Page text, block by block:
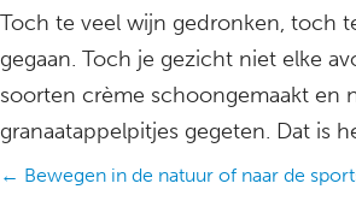
Toch te veel wijn gedronken, toch
gegaan. Toch je gezicht niet elke
soorten crème schoongemaakt en
granaatappelpitjes gegeten. Dat is
Posts
← Bewegen in de natuur of naar de